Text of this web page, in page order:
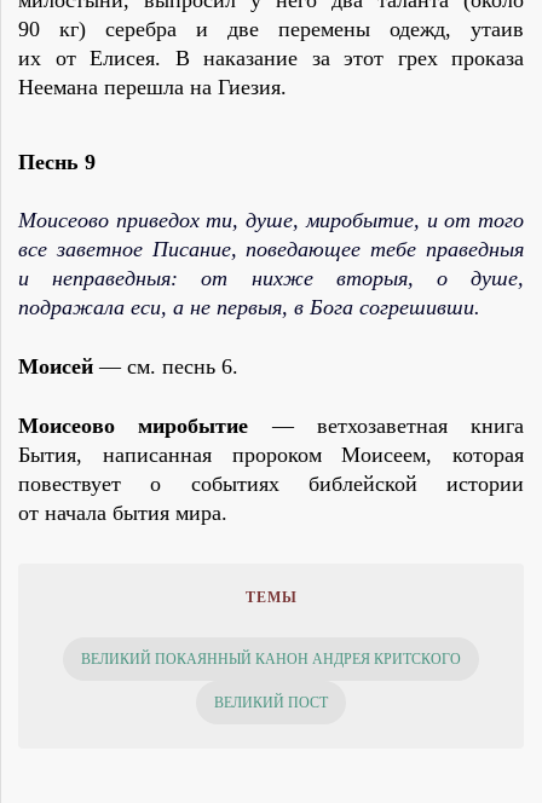
90 кг) серебра и две перемены одежд, утаив
их от Елисея. В наказание за этот грех проказа
Неемана перешла на Гиезия.
Песнь 9
Моисеово приведох ти, душе, миробытие, и от того
все заветное Писание, поведающее тебе праведныя
и неправедныя: от нихже вторыя, о душе,
подражала еси, а не первыя, в Бога согрешивши.
Моисей — см. песнь 6.
Моисеово миробытие — ветхозаветная книга
Бытия, написанная пророком Моисеем, которая
повествует о событиях библейской истории
от начала бытия мира.
ТЕМЫ
ВЕЛИКИЙ ПОКАЯННЫЙ КАНОН АНДРЕЯ КРИТСКОГО
ВЕЛИКИЙ ПОСТ